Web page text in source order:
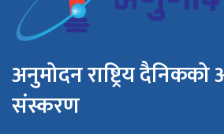
अनुमोदन राष्ट्रिय
संस्करण